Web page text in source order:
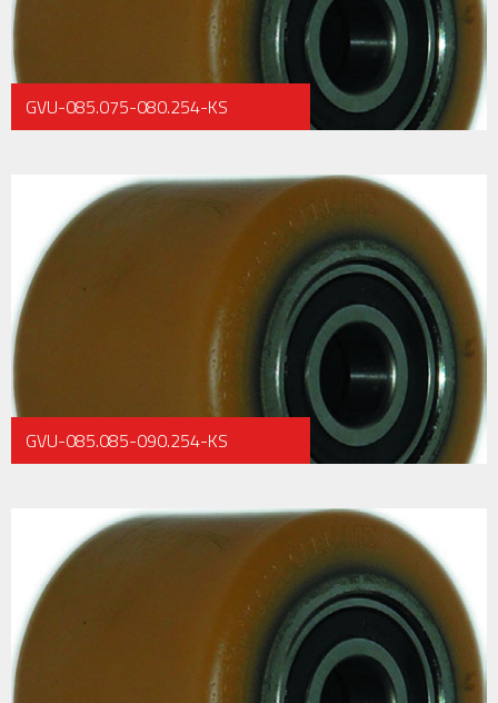
GVU-085.075-080.254-KS
GVU-085.085-090.254-KS